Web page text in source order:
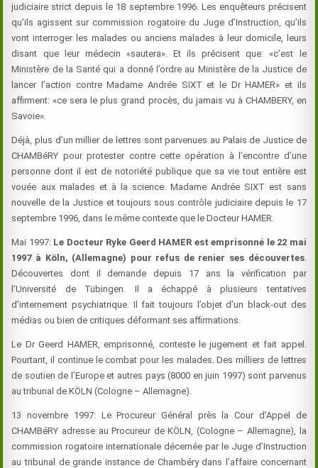
judiciaire strict depuis le 18 septembre 1996. Les enquêteurs précisent
qu’ils agissent sur commission rogatoire du Juge d’Instruction, qu’ils
vont interroger les malades ou anciens malades à leur domicile, leurs
disant que leur médecin «sautera». Et ils précisent que: «c’est le
Ministère de la Santé qui a donné l’ordre au Ministère de la Justice de
lancer l’action contre Madame Andrée SIXT et le DrHAMER» et ils
affirment: «ce sera le plus grand procès, du jamais vu à CHAMBERY, en
Savoie».
Déjà, plus d’un millier de lettres sont parvenues au Palais de Justice de
CHAMBéRY pour protester contre cette opération à l’encontre d’une
personne dont il est de notoriété publique que sa vie tout entière est
vouée aux malades et à la science. Madame Andrée SIXT est sans
nouvelle de la Justice et toujours sous contrôle judiciaire depuis le 17
septembre 1996, dans le même contexte que leDocteur HAMER
Mai 1997: Le Docteur Ryke Geerd HAMER est emprisonné le 22 mai
1997 à Köln, (Allemagne) pour refus de renier ses découvertes.
Découvertes dont il demande depuis 17 ans la vérification par
l’Université de Tübingen. Il a échappé à plusieurs tentatives
d’internement psychiatrique. Il fait toujours l’objet d’un black-out des
médias ou bien de critiques déformant ses affirmations.
Le Dr Geerd HAMER , emprisonné, conteste le jugement et fait appel.
Pourtant, il continue le combat pour les malades. Des milliers de lettres
de soutien de l’Europe et autres pays (8000 en juin 1997) sont parvenus
au tribunal de KÖLN (Cologne – Allemagne).
13 novembre 1997: Le Procureur Général près la Cour d’Appel de
CHAMBéRY adresse au Procureur de KÖLN, (Cologne – Allemagne), la
commission rogatoire internationale décernée par le Juge d’Instruction
au tribunal de grande instance de Chambéry dans l’affaire concernant